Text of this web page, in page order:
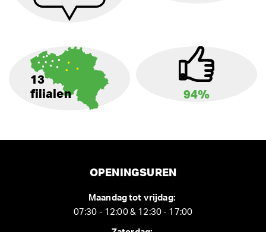
13
filialen
94%
OPENINGSUREN
Maandag tot vrijdag:
07:30 - 12:00 & 12:30 - 17:00